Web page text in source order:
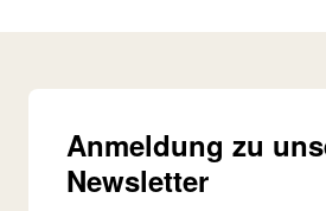
Anmeldung zu
Newsletter